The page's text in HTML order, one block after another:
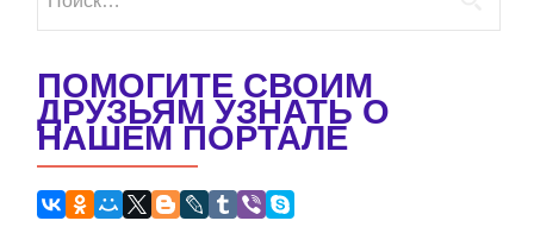
ПОМОГИТЕ СВОИМ
ДРУЗЬЯМ УЗНАТЬ О
НАШЕМ ПОРТАЛЕ